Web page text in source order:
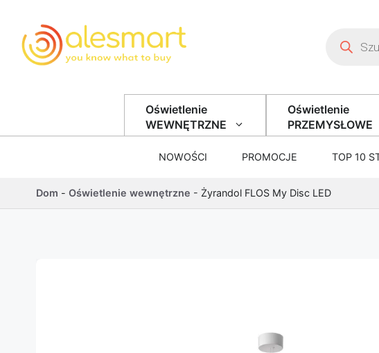
Oświetlenie
WEWNĘTRZNE
Oświetlenie
PRZEMYSŁOWE
NOWOŚCI PROMOCJE TOP 10
Dom - Oświetlenie wewnętrzne - Żyrandol FLOS My Disc LED